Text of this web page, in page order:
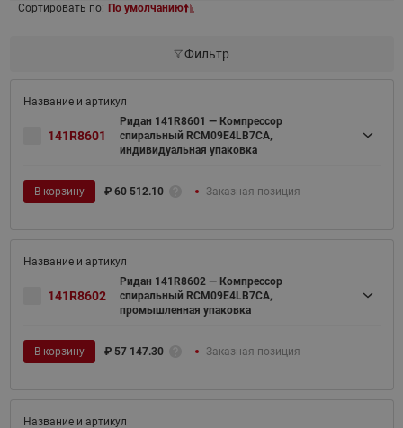
Сортировать по: По умолчанию
Фильтр
141R8601
Ридан 141R8601 — Компрессор
спиральный RCM09E4LB7CA,
индивидуальная упаковка
В корзину ₽ 60 512.10 Заказная позиция
141R8602
Ридан 141R8602 — Компрессор
спиральный RCM09E4LB7CA,
промышленная упаковка
В корзину ₽ 57 147.30 Заказная позиция